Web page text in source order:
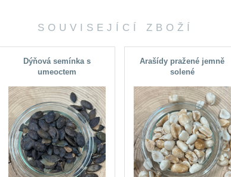
SOUVISEJÍCÍ ZBOŽÍ
Dýňová semínka s
umeoctem
Arašídy pražené jemně
solené